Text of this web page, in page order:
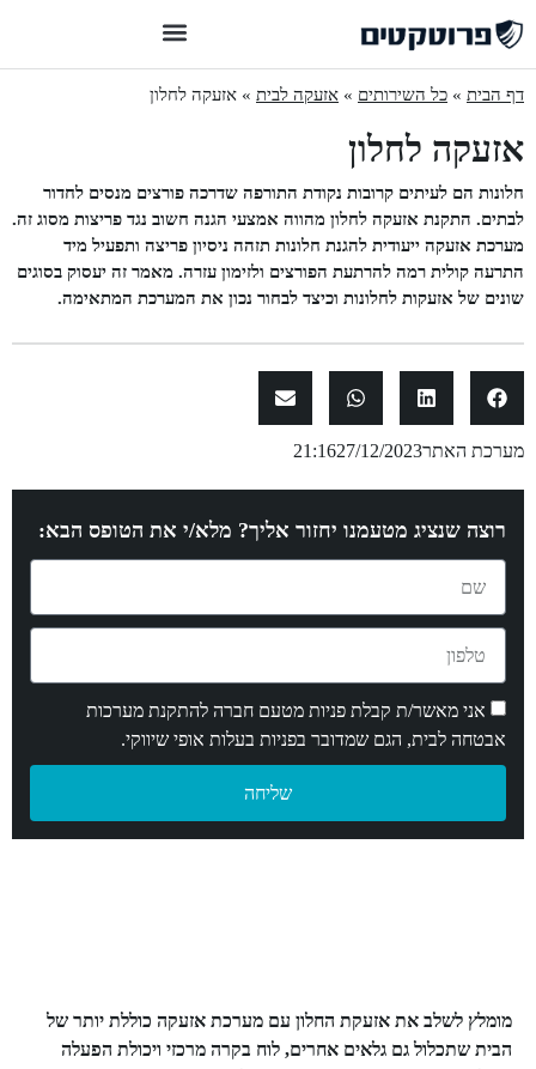
דף הבית » כל השירותים » אזעקה לבית » אזעקה לחלון
אזעקה לחלון
חלונות הם לעיתים קרובות נקודת התורפה שדרכה פורצים מנסים לחדור
לבתים. התקנת אזעקה לחלון מהווה אמצעי הגנה חשוב נגד פריצות מסוג זה.
מערכת אזעקה ייעודית להגנת חלונות תזהה ניסיון פריצה ותפעיל מיד
התרעה קולית רמה להרתעת הפורצים ולזימון עזרה. מאמר זה יעסוק בסוגים
שונים של אזעקות לחלונות וכיצד לבחור נכון את המערכת המתאימה.
מערכת האתר27/12/2023
21:16
רוצה שנציג מטעמנו יחזור אליך? מלא/י את הטופס הבא:
אני מאשר/ת קבלת פניות מטעם חברה להתקנת מערכות
אבטחה לבית, הגם שמדובר בפניות בעלות אופי שיווקי.
שליחה
מומלץ לשלב את אזעקת החלון עם מערכת אזעקה כוללת יותר של
הבית שתכלול גם גלאים אחרים, לוח בקרה מרכזי ויכולת הפעלה